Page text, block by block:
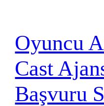
Oyuncu
Cast
Başvuru